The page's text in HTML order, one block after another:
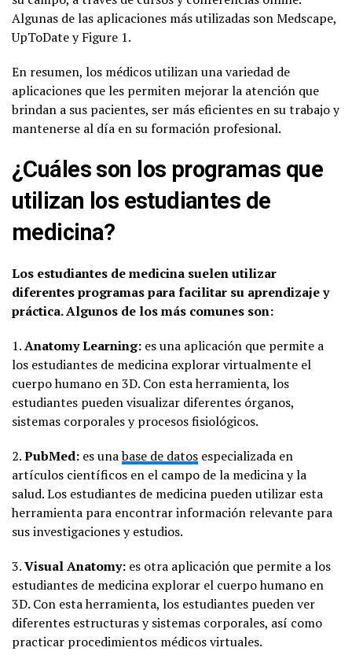
Algunas de las aplicaciones más utilizadas son Medscape,
UpToDate y Figure 1.
En resumen, los médicos utilizan una variedad de
aplicaciones que les permiten mejorar la atención que
brindan a sus pacientes, ser más eficientes en su trabajo y
mantenerse al día en su formación profesional.
¿Cuáles son los programas que
utilizan los estudiantes de
medicina?
Los estudiantes de medicina suelen utilizar
diferentes programas para facilitar su aprendizaje y
práctica. Algunos de los más comunes son:
1.Anatomy Learning: es una aplicación que permite a
los estudiantes de medicina explorar virtualmente el
cuerpo humano en 3D. Con esta herramienta, los
estudiantes pueden visualizar diferentes órganos,
sistemas corporales y procesos fisiológicos.
2.PubMed: es unabase de datos especializada en
artículos científicos en el campo de la medicina y la
salud. Los estudiantes de medicina pueden utilizar esta
herramienta para encontrar información relevante para
sus investigaciones y estudios.
3.Visual Anatomy: es otra aplicación que permite a los
estudiantes de medicina explorar el cuerpo humano en
3D. Con esta herramienta, los estudiantes pueden ver
diferentes estructuras y sistemas corporales, así como
practicar procedimientos médicos virtuales.